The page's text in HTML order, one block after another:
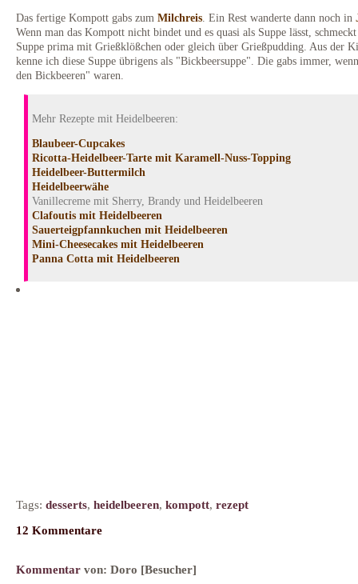
Das fertige Kompott gabs zum Milchreis . Ein Rest wanderte dann noch in
Wenn man das Kompott nicht bindet und es quasi als Suppe lässt,
Suppe prima mit Grießklößchen oder gleich über Grießpudding. Aus der
kenne ich diese Suppe übrigens als "Bickbeersuppe". Die gabs immer,
den Bickbeeren" waren.
Mehr Rezepte mit Heidelbeeren:
Blaubeer-Cupcakes
Ricotta-Heidelbeer-Tarte mit Karamell-Nuss-Topping
Heidelbeer-Buttermilch
Heidelbeerwähe
Vanillecreme mit Sherry, Brandy und Heidelbeeren
Clafoutis mit Heidelbeeren
Sauerteigpfannkuchen mit Heidelbeeren
Mini-Cheesecakes mit Heidelbeeren
Panna Cotta mit Heidelbeeren
Tags: desserts, heidelbeeren, kompott, rezept
12 Kommentare
Kommentar von: Doro [Besucher]